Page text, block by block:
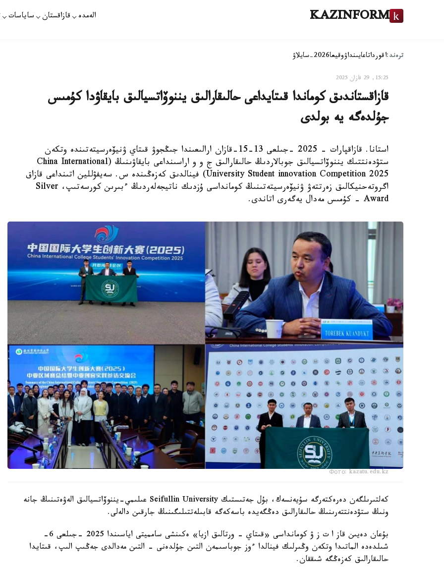
KAZINFORM الەمدە قازاقستان ساياسات
ترەند:اقورداتاعايىنداۋوقيعا2026-سايلاۋ
15:25, 29 قازان 2025
قازاقستاندىق كوماندا قىتايداعى حالىقارالىق يننوۆاتسيالىق بايقاۋدا كۇمىس
جۇلدەگە يە بولدى
استانا. قازاقپارات - 2025 -جىلعى 13-15-قازان ارالىعىندا جىڭجوۋ قىتاي ۋنيۆەرسيتەتىندە وتكەن
ستۋدەنتتىك يننوۆاتسيالىق جوبالاردىڭ حالىقارالىق ج و و اراسىنداعى بايقاۋىنىڭ (China International
University Student innovation Competition 2025) فينالدىق كەزەڭىندە س. سەيفۋللين اتىنداعى قازاق
اگروتەحنيكالىق زەرتتەۋ ۋنيۆەرسيتەتىنىڭ كومانداسى ۇزدىك ناتيجەلەردىڭ ءبىرىن كورسەتىپ، Silver
Award - كۇمىس مەدال يەگەرى اتاندى.
Фото: kazatu.edu.kz
كەلتىرىلگەن دەرەكتەرگە سۇيەنسەك، بۇل جەتىستىك Seifullin University عىلىمي-يننوۆاتسيالىق الەۋەتىنىڭ جانە
ونىڭ ستۋدەنتتەرىنىڭ حالىقارالىق دەڭگەيدە باسەكەگە قابىلەتتىلىگىنىڭ جارقىن دالەلى.
بۇعان دەيىن قاز ا ت ز ۋ كومانداسى «قىتاي - ورتالىق ازيا» ەكىنشى سامميتى اياسىندا 2025 -جىلعى 6-
شىلدەدە الماتىدا وتكەن وڭىرلىك فينالدا ءوز جوباسىمەن التىن جۇلدەنى - التىن مەدالدى جەڭىپ الىپ، قىتايدا
حالىقارالىق كەزەڭگە شىققان.